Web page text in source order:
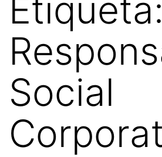
Etiqueta:
Social